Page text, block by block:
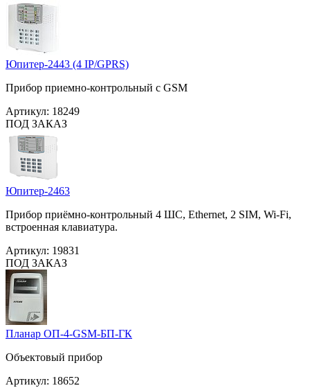
Юпитер-2443 (4 IP/GPRS)
Прибор приемно-контрольный с GSM
Артикул: 18249
ПОД ЗАКАЗ
Юпитер-2463
Прибор приёмно-контрольный 4 ШС, Ethernet, 2 SIM, Wi-Fi,
встроенная клавиатура.
Артикул: 19831
ПОД ЗАКАЗ
Планар ОП-4-GSM-БП-ГК
Объектовый прибор
Артикул: 18652